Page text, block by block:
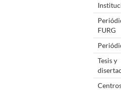
FURG
Tesis y